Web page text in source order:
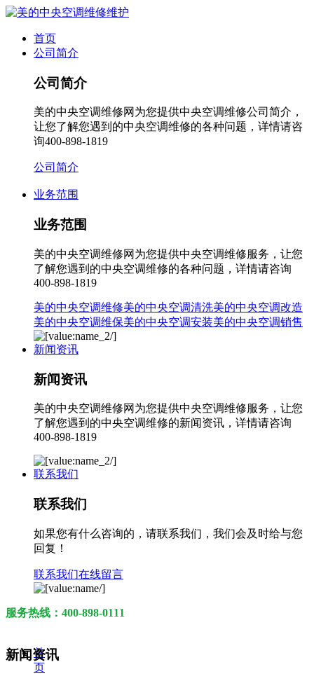
首页
公司简介
公司简介
美的中央空调维修网为您提供中央空调维修公司简介，
让您了解您遇到的中央空调维修的各种问题，详情请咨
询400-898-1819
公司简介
业务范围
业务范围
美的中央空调维修网为您提供中央空调维修服务，让您
了解您遇到的中央空调维修的各种问题，详情请咨询
400-898-1819
美的中央空调维修美的中央空调清洗美的中央空调改造
美的中央空调维保美的中央空调安装美的中央空调销售
新闻资讯
新闻资讯
美的中央空调维修网为您提供中央空调维修服务，让您
了解您遇到的中央空调维修的新闻资讯，详情请咨询
400-898-1819
联系我们
联系我们
如果您有什么咨询的，请联系我们，我们会及时给与您
回复！
联系我们在线留言
服务热线：400-898-0111
首
页
新闻资讯